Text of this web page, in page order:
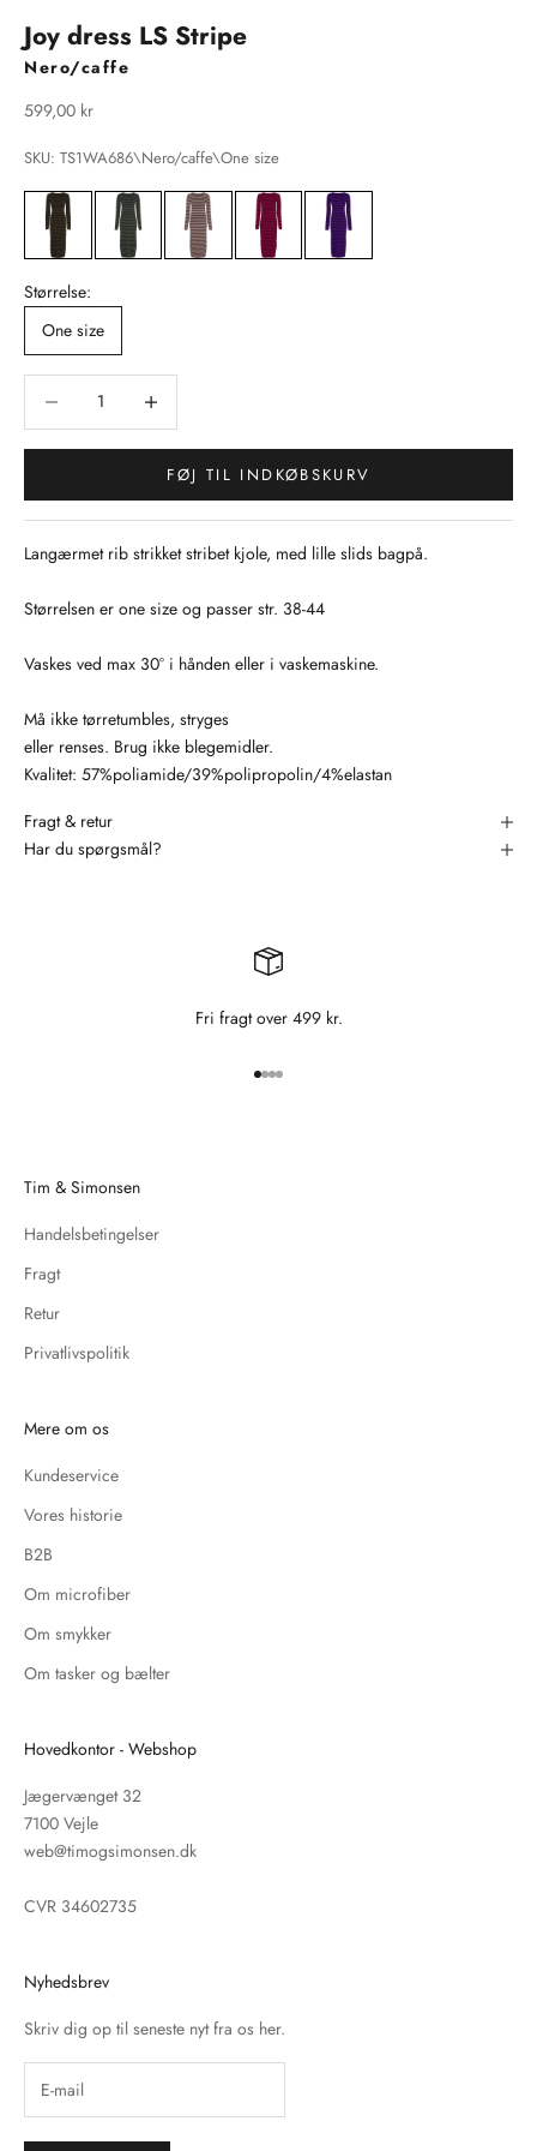
Joy dress LS Stripe
Nero/caffe
Salgspris
599,00 kr
SKU: TS1WA686\Nero/caffe\One size
Størrelse:
One size
FØJ TIL INDKØBSKURV
Langærmet rib strikket stribet kjole, med lille slids bagpå.
Størrelsen er one size og passer str. 38-44
Vaskes ved max 30° i hånden eller i vaskemaskine.
Må ikke tørretumbles, stryges
eller renses. Brug ikke blegemidler.
Kvalitet: 57%poliamide/39%polipropolin/4%elastan
Fragt & retur
Har du spørgsmål?
Fri fragt over 499 kr.
Gå til element 1
Gå til element 2
Gå til element 3
Gå til element 4
Tim & Simonsen
Handelsbetingelser
Fragt
Retur
Privatlivspolitik
Mere om os
Kundeservice
Vores historie
B2B
Om microfiber
Om smykker
Om tasker og bælter
Hovedkontor - Webshop
Jægervænget 32
7100 Vejle
web@timogsimonsen.dk
CVR 34602735
Nyhedsbrev
Skriv dig op til seneste nyt fra os her.